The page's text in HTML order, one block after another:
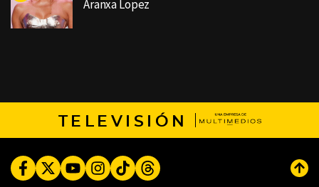
Aranxa Lopez
TELEVISIÓN
FacebookTwitterYoutubeInstagram
TikTokThreads